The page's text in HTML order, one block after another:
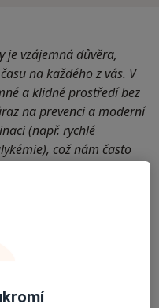
je vzájemná důvěra,
na každého z vás. V
a klidné prostředí bez
na prevenci a moderní
(např. rychlé
což nám často